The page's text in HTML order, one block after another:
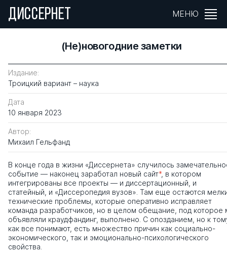
ДИССЕРНЕТ МЕНЮ
(Не)новогодние заметки
Издание:
Троицкий вариант – наука
Дата
10 января 2023
Автор:
Михаил Гельфанд
В конце года в жизни «Диссернета» случилось
событие — наконец заработал новый сайт*, в котором
интегрированы все проекты — и диссертационный, и
статейный, и «Диссеропедия вузов». Там еще остаются
технические проблемы, которые оперативно исправляет
команда разработчиков, но в целом обещание, под которое
объявляли краудфандинг, выполнено. С опозданием, но к
как все понимают, есть множество причин как социально-
экономического, так и эмоционально-психологического
свойства.